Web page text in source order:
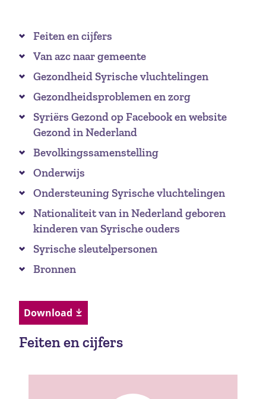
Feiten en cijfers
Van azc naar gemeente
Gezondheid Syrische vluchtelingen
Gezondheidsproblemen en zorg
Syriërs Gezond op Facebook en website
Gezond in Nederland
Bevolkingssamenstelling
Onderwijs
Ondersteuning Syrische vluchtelingen
Nationaliteit van in Nederland geboren
kinderen van Syrische ouders
Syrische sleutelpersonen
Bronnen
Download
Feiten en cijfers